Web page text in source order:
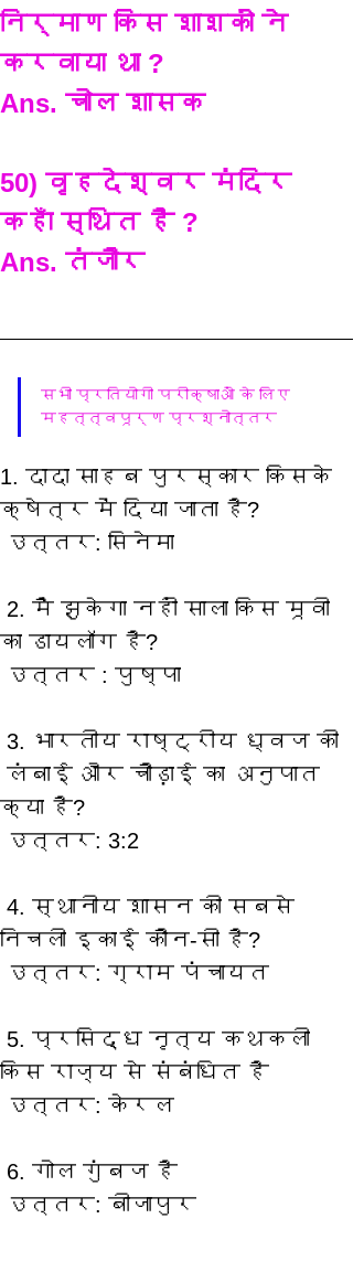
निर्माण किस शाशकों ने
करवाया था ?
Ans. चोल शासक
50) वृहदेश्वर मंदिर
कहाँ स्थित है ?
Ans. तंजौर
सभी प्रतियोगी परीक्षाओं के लिए
महत्त्वपूर्ण प्रश्नोत्तर
1. दादा साहब पुरस्कार किसके
क्षेत्र में दिया जाता है?
उत्तर: सिनेमा
का डायलॉग है?
उत्तर : पुष्पा
लंबाई और चौड़ाई का अनुपात
क्या है?
उत्तर: 3:2
निचली इकाई कौन-सी है?
उत्तर: ग्राम पंचायत
किस राज्य से संबंधित है
उत्तर: केरल
6. गोल गुंबज है
उत्तर: बीजापुर